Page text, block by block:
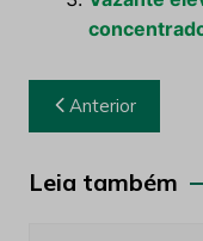
Navegação
de
Post
Anterior
Leia também